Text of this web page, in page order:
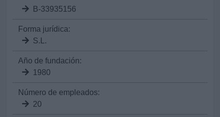
B-33935156
Forma jurídica:
S.L.
Año de fundación:
1980
Número de empleados:
20